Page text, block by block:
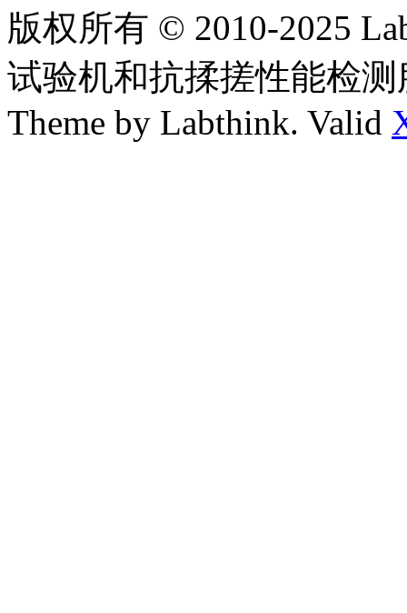
版权所有 © 2010-2025
试验机和抗揉搓性能检
Theme by Labthink. Valid